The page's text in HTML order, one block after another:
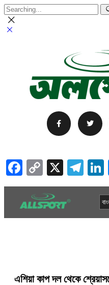
Facebook
Copy
Link
X
এশিয়া কাপ দল থেকে